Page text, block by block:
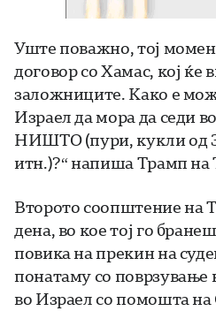
Уште поважно, тој
договор со Хамас, кој ќе
заложниците. Како е
Израел да мора да седи
НИШТО (пури, кукли од
итн.)?“ напиша Трамп на
Второто соопштение на
дена, во кое тој го
повика на прекин на
понатаму со поврзување
во Израел со помошта